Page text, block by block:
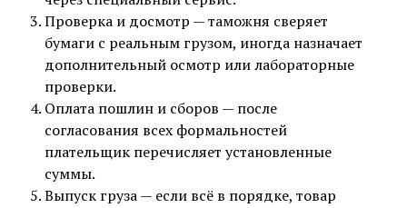
Проверка и досмотр — таможня сверяет
бумаги с реальным грузом, иногда назначает
дополнительный осмотр или лабораторные
проверки.
Оплата пошлин и сборов — после
согласования всех формальностей
плательщик перечисляет установленные
суммы.
Выпуск груза — если всё в порядке, товар